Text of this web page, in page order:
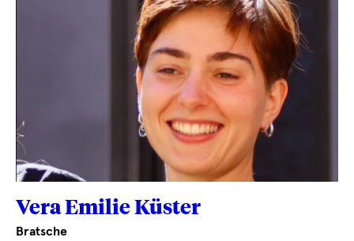
Vera Emilie Küster
Bratsche